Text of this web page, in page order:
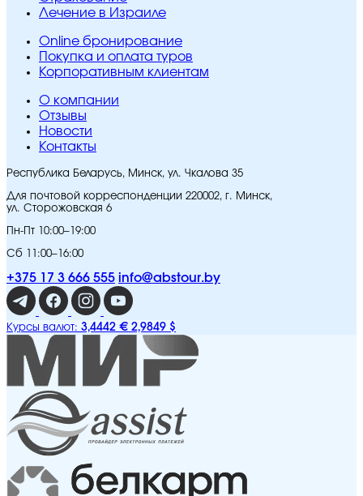
Лечение в Израиле
Online бронирование
Покупка и оплата туров
Корпоративным клиентам
O компании
Отзывы
Новости
Контакты
Республика Беларусь, Минск, ул. Чкалова 35
Для почтовой корреспонденции 220002, г. Минск,
ул. Сторожовская 6
Пн-Пт 10:00–19:00
Сб 11:00–16:00
+375 17 3 666 555 info@abstour.by
Курсы валют: 3,4442 € 2,9849 $